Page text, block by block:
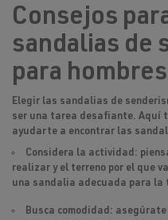
Consejos
sandalias de
para
Elegir las sandalias de
ser una tarea desafiante. Aquí
ayudarte a encontrar las
Considera la actividad:
realizar y el terreno por el que
una sandalia adecuada para la
Busca comodidad: